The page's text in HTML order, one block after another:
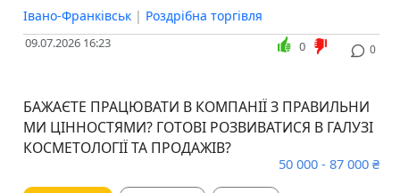
Івано-Франківськ | Роздрібна торгівля
09.07.2026 16:23 0
0
БАЖАЄТЕ ПРАЦЮВАТИ В КОМПАНІЇ З ПРАВИЛЬНИ
МИ ЦІННОСТЯМИ? ГОТОВІ РОЗВИВАТИСЯ В ГАЛУЗІ
КОСМЕТОЛОГІЇ ТА ПРОДАЖІВ?
50 000 - 87 000 ₴